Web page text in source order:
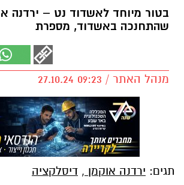
בטור מיוחד לאשדוד נט – ירדנה
שהתחנכה באשדוד, מספרת
מנהל האתר / 09:23 27.10.24
תגים: ירדנה אוקמן , דיסלקציה